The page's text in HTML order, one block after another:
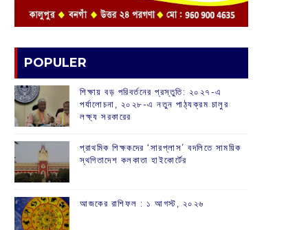
POPULER
শিক্ষায় বড় পরিবর্তনের প্রস্তুতি: ২০২৭-এ
পর্যালোচনা, ২০২৮-এ নতুন পাঠ্যক্রম চালুর
লক্ষ্য সরকারের
প্রাথমিক শিক্ষকদের ‘সারপ্লাস’ বদলিতে সাময়িক
স্থগিতাদেশ কলকাতা হাইকোর্টের
আজকের রাশিফল :‌ ‌‌১ আগস্ট, ২০২৬